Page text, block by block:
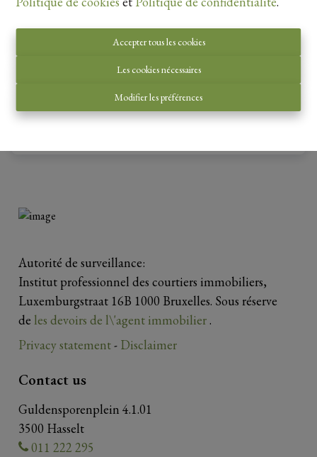
Accepter tous les cookies
Les cookies nécessaires
Modifier les préférences
Autorité de surveillance:
Institut professionnel des courtiers immobiliers,
Luxemburgstraat 16B 1000 Bruxelles. Sous réserve
de les devoirs de l\'agent immobilier.
Privacy statement- Disclaimer
Contact us
Guldensporenplein 4.1.01
3500 Hasselt
011 222 295